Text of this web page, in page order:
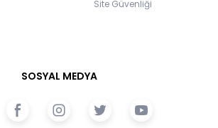
Site Güvenliği
SOSYAL MEDYA